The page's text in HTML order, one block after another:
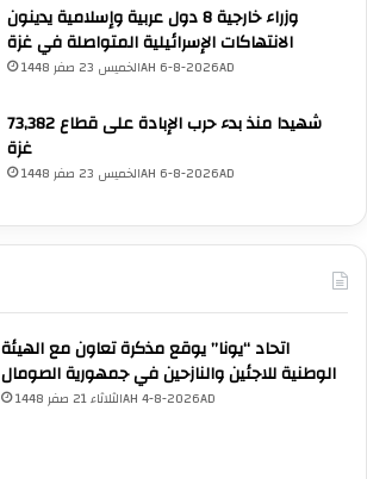
وزراء خارجية 8 دول عربية وإسلامية يدينون
الانتهاكات الإسرائيلية المتواصلة في غزة
الخميس 23 صفر 1448AH 6-8-2026AD
73,382 شهيدا منذ بدء حرب الإبادة على قطاع
غزة
الخميس 23 صفر 1448AH 6-8-2026AD
اتحاد “يونا” يوقع مذكرة تعاون مع الهيئة
الوطنية للاجئين والنازحين في جمهورية الصومال
الثلاثاء 21 صفر 1448AH 4-8-2026AD
📰